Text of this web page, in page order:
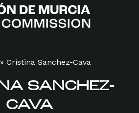
» Cristina Sanchez-Cava
SANCHEZ-
CAVA